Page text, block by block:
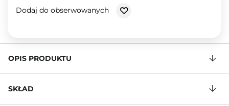
Dodaj do obserwowanych
OPIS PRODUKTU
SKŁAD